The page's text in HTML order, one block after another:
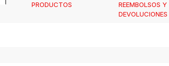
PRODUCTOS
REEMBOLSOS Y
DEVOLUCIONES